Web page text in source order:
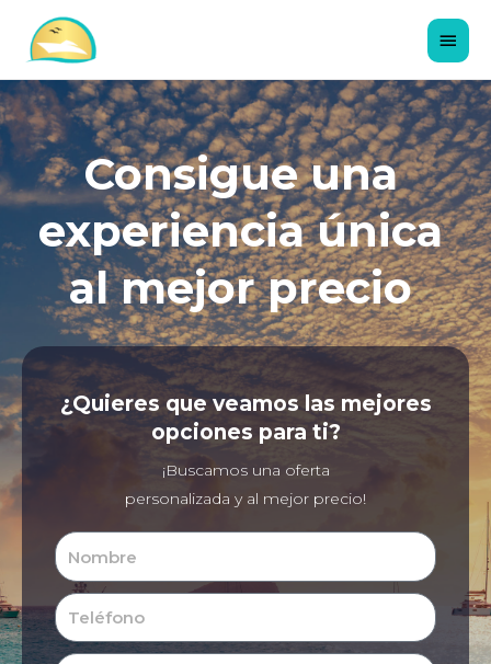
Consigue una
experiencia única
al mejor precio
¿Quieres que veamos las mejores
opciones para ti?
¡Buscamos una oferta
personalizada y al mejor precio!